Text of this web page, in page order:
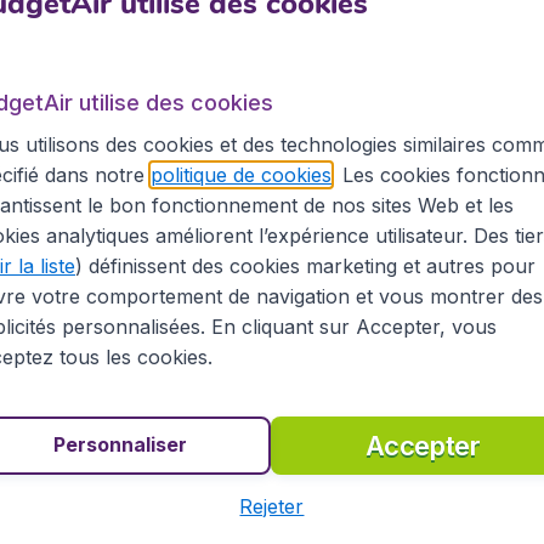
qui vous sont proposés sur BudgetAir.fr, voyagez à
vous pouvez économiser? Recherchez votre
aériennes.
pour le Luxembourg
temps réel, de compagnies aériennes régulières
aériennes low-cost telles que EasyJet, Ryanair ou
du Luxembourg.
à cet effet et vous obtiendrez un aperçu de tous nos
les plus compétitifs du marché.
!
utilise des cookies
utilisons des cookies et des technologies similaires
dans notre politique de cookies . Les cookies
le bon fonctionnement de nos sites Web et les
analytiques améliorent l’expérience utilisateur. Des
la liste) définissent des cookies marketing et autres pour
votre comportement de navigation et vous montrer des
personnalisées. En cliquant sur Accepter, vous
tous les cookies.
Accepter
Personnaliser
Rejeter